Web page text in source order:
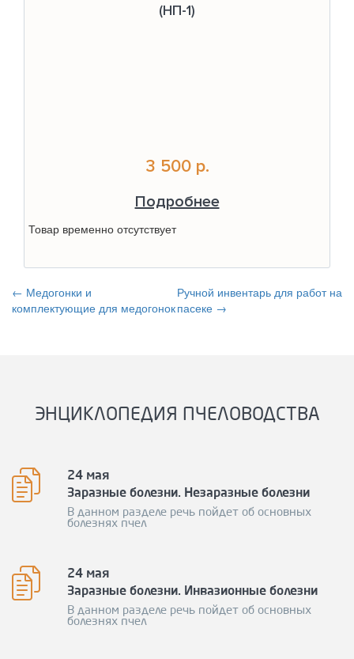
(НП-1)
3 500 р.
Подробнее
Товар временно отсутствует
← Медогонки и
комплектующие для медогонок
Ручной инвентарь для работ на
пасеке →
ЭНЦИКЛОПЕДИЯ ПЧЕЛОВОДСТВА
24 мая
Заразные болезни. Незаразные болезни
В данном разделе речь пойдет об основных
болезнях пчел
24 мая
Заразные болезни. Инвазионные болезни
В данном разделе речь пойдет об основных
болезнях пчел